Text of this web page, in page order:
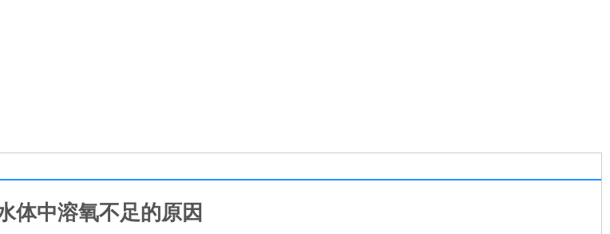
体中溶氧不足的原因